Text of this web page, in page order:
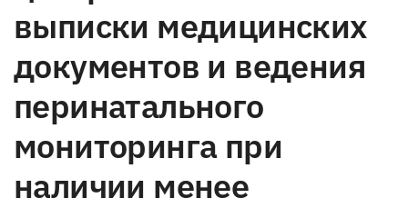
выписки медицинских
документов и ведения
перинатального
мониторинга при
наличии менее